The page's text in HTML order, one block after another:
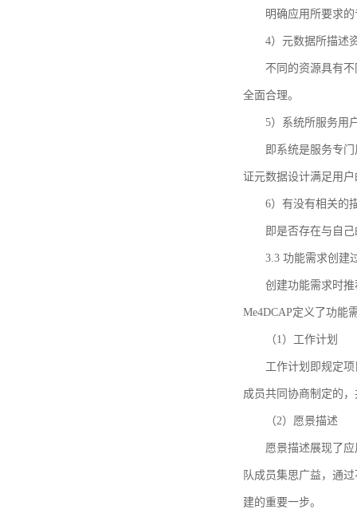
明确应用所要求
4）元数据所描述
不同的资源具有
全面合理。
5）系统所服务用
即系统是服务专
证元数据设计满足用
6）有没有相关的
即是否存在与自
3.3 功能需求创建
创建功能需求时推
Me4DCAP定义了功能
（1）工作计划
工作计划即规定
成员共同协商制定的
（2）愿景描述
愿景描述展现了
队成员集思广益，通
建的重要一步。